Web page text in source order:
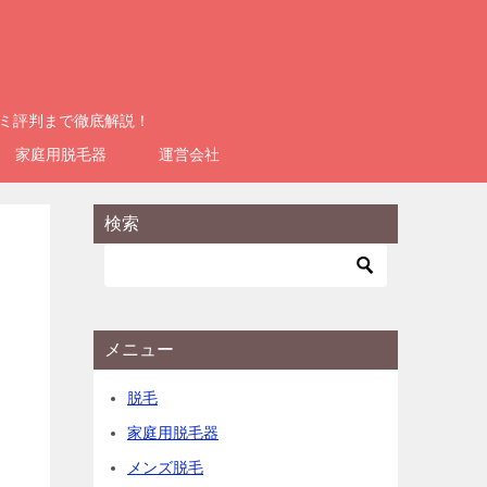
評判まで徹底解説！
家庭用脱毛器
運営会社
検索
メニュー
脱毛
家庭用脱毛器
メンズ脱毛